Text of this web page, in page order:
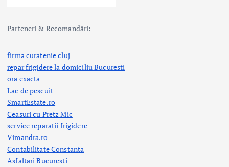
Parteneri & Recomandări:
firma curatenie cluj
repar frigidere la domiciliu Bucuresti
ora exacta
Lac de pescuit
SmartEstate.ro
Ceasuri cu Pretz Mic
service reparatii frigidere
Vimandra.ro
Contabilitate Constanta
Asfaltari Bucuresti